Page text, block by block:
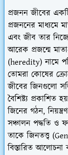
প্রজনন জীবের
প্রজননের মাধ্যমে
এবং জীব তার
আরেক প্রজন্মে মাতা-
(heredity) নামে
তোমরা কোষের
জীবের জিনগুলো
বৈশিষ্ট্য প্রকাশিত
জিনের গঠন,
সঞ্চালন পদ্ধতি ও
তাকে জিনতত্ত্ব
বিস্তারিত